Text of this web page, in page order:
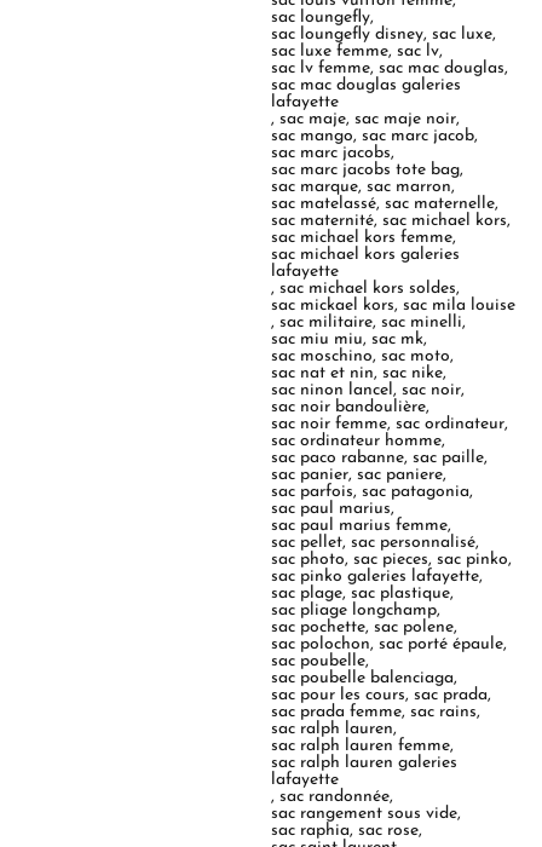
sac loungefly,
sac loungefly disney,sac luxe,
sac luxe femme,sac lv,
sac lv femme,sac mac douglas,
sac mac douglas galeries
lafayette
,sac maje,sac maje noir,
sac mango,sac marc jacob,
sac marc jacobs,
sac marc jacobs tote bag,
sac marque,sac marron,
sac matelassé,sac maternelle,
sac maternité,sac michael kors,
sac michael kors femme,
sac michael kors galeries
lafayette
,sac michael kors soldes,
sac mickael kors,sac mila louise
,sac militaire,sac minelli,
sac miu miu,sac mk,
sac moschino,sac moto,
sac nat et nin,sac nike,
sac ninon lancel,sac noir,
sac noir bandoulière,
sac noir femme,sac ordinateur,
sac ordinateur homme,
sac paco rabanne,sac paille,
sac panier,sac paniere,
sac parfois,sac patagonia,
sac paul marius,
sac paul marius femme,
sac pellet,sac personnalisé,
sac photo,sac pieces,sac pinko,
sac pinko galeries lafayette,
sac plage,sac plastique,
sac pliage longchamp,
sac pochette,sac polene,
sac polochon,sac porté épaule,
sac poubelle,
sac poubelle balenciaga,
sac pour les cours,sac prada,
sac prada femme,sac rains,
sac ralph lauren,
sac ralph lauren femme,
sac ralph lauren galeries
lafayette
,sac randonnée,
sac rangement sous vide,
sac raphia,sac rose,